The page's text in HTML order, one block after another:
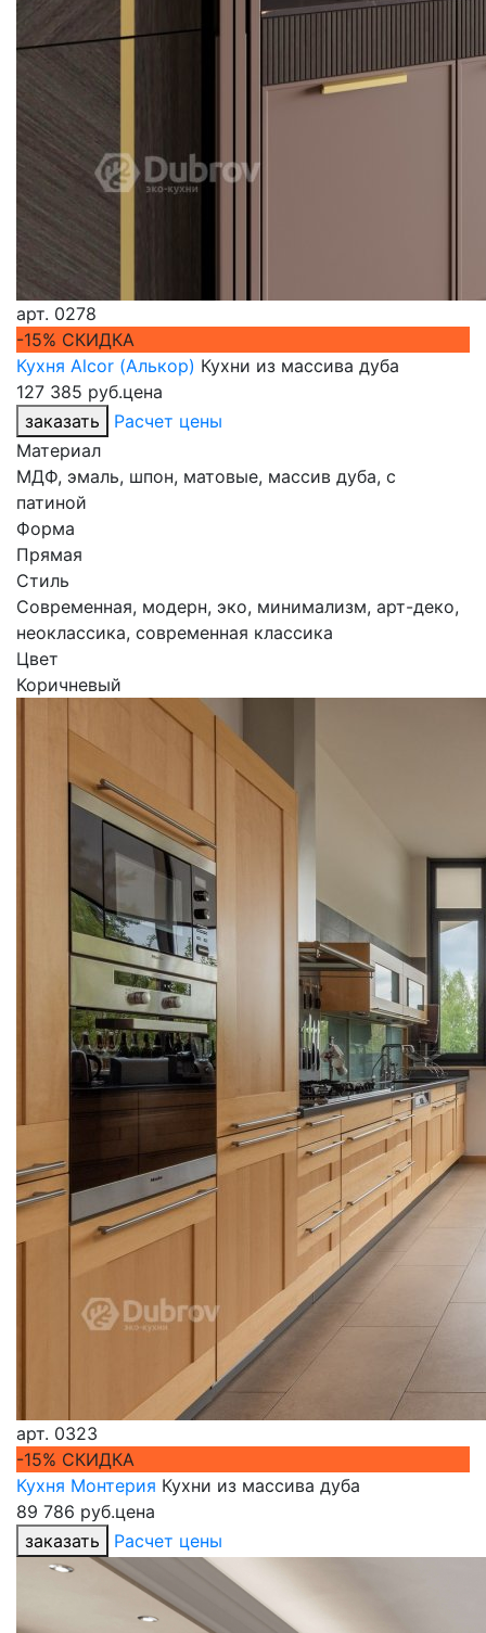
арт. 0278
-15% СКИДКА
Кухня Alcor (Алькор) Кухни из массива дуба
127 385 руб.цена
заказать
Расчет цены
Материал
МДФ, эмаль, шпон, матовые, массив дуба, с
патиной
Форма
Прямая
Стиль
Современная, модерн, эко, минимализм, арт-деко,
неоклассика, современная классика
Цвет
Коричневый
арт. 0323
-15% СКИДКА
Кухня Монтерия Кухни из массива дуба
89 786 руб.цена
заказать
Расчет цены